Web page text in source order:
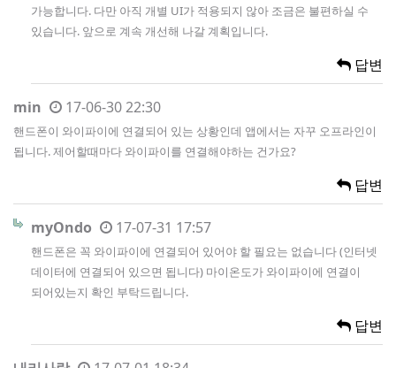
가능합니다. 다만 아직 개별 UI가 적용되지 않아 조금은 불편하실 수
있습니다. 앞으로 계속 개선해 나갈 계획입니다.
답변
min 17-06-30 22:30
핸드폰이 와이파이에 연결되어 있는 상황인데 앱에서는 자꾸 오프라인이
됩니다. 제어할때마다 와이파이를 연결해야하는 건가요?
답변
myOndo 17-07-31 17:57
핸드폰은 꼭 와이파이에 연결되어 있어야 할 필요는 없습니다 (인터넷
데이터에 연결되어 있으면 됩니다) 마이온도가 와이파이에 연결이
되어있는지 확인 부탁드립니다.
답변